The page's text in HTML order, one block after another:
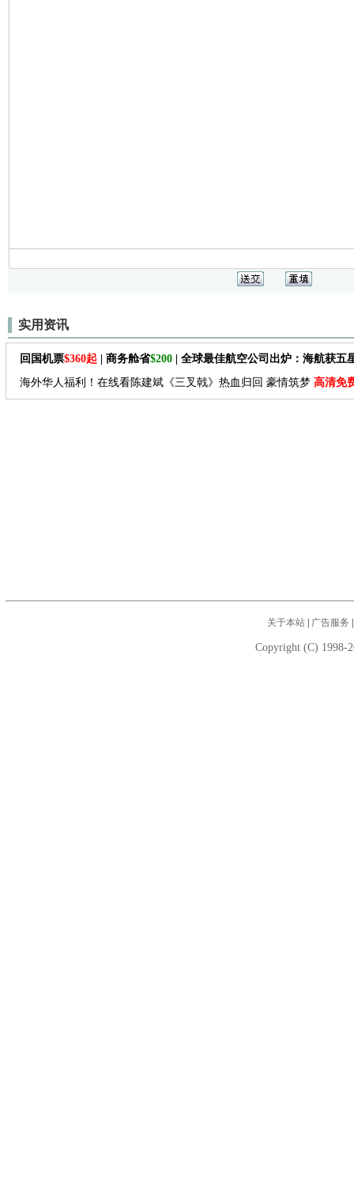
实用资讯
回国机票$360起 | 商务舱省$200 | 全球最佳航空公司出炉：海航获五
海外华人福利！在线看陈建斌《三叉戟》热血归回 豪情筑梦 高清免
关于本站| 广告服务
Copyright (C) 1998-